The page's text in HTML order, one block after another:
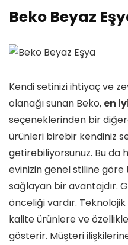
Beko Beyaz
Kendi setinizi ihtiyaç ve
olanağı sunan Beko, en
seçeneklerinden bir
ürünleri birebir kendiniz
getirebiliyorsunuz. Bu da
evinizin genel stiline
sağlayan bir avantajdır.
önceliği vardır.
kalite ürünlere ve
gösterir. Müşteri